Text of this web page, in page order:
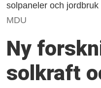
solpaneler och
MDU
Ny
solkraft